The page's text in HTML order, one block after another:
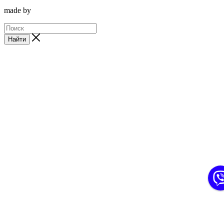
made by
Найти